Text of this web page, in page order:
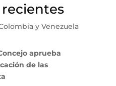
y Venezuela
aprueba
de las